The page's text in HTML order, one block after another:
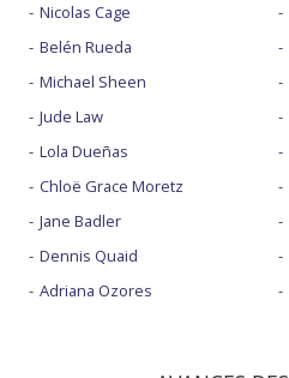
Nicolas Cage
Belén Rueda
Michael Sheen
Jude Law
Lola Dueñas
Chloë Grace Moretz
Jane Badler
Dennis Quaid
Adriana Ozores